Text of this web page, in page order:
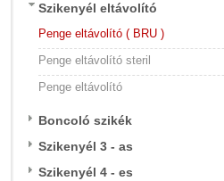
Szikenyél eltávolító
Penge eltávolító ( BRU )
Penge eltávolító steril
Penge eltávolító
Boncoló szikék
Szikenyél 3 - as
Szikenyél 4 - es